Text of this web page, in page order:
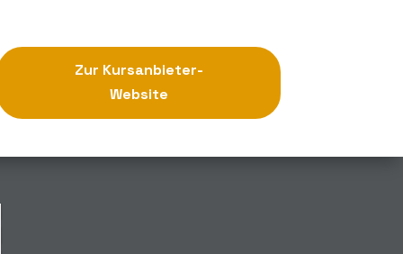
Zur Kursanbieter-
Website